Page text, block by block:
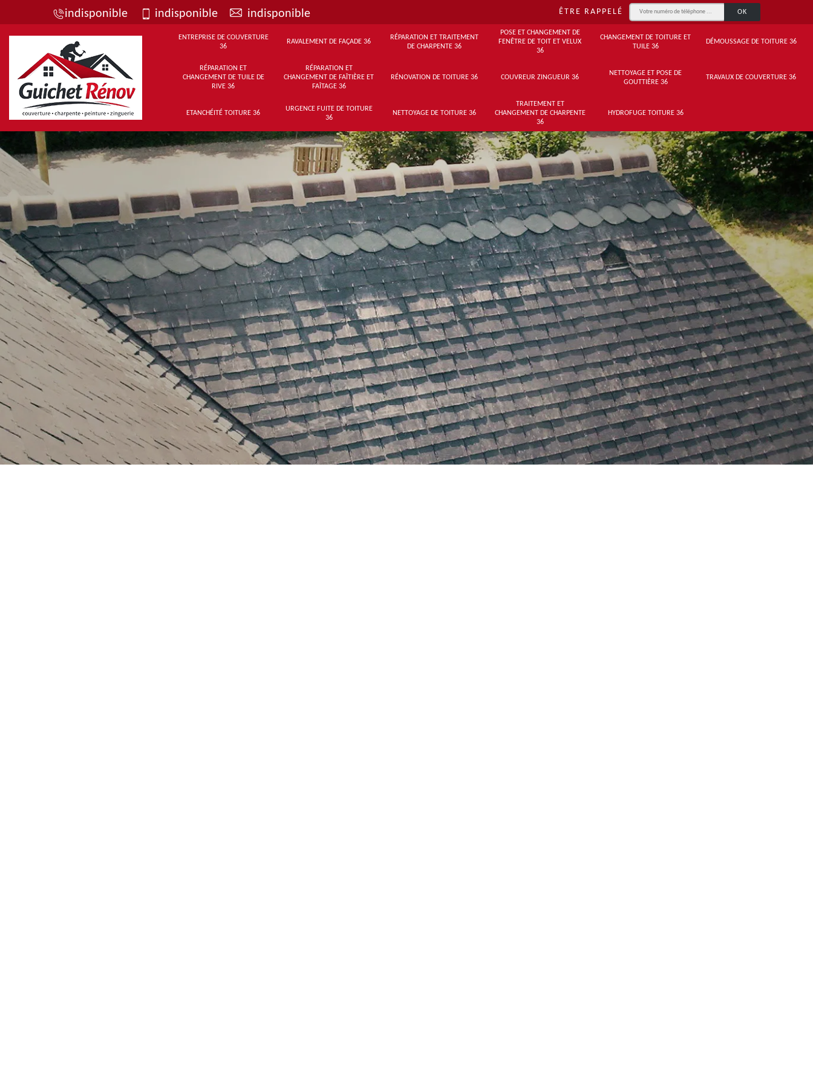
indisponible indisponible indisponible ÊTRE RAPPELÉ
ENTREPRISE DE COUVERTURE
36
RAVALEMENT DE FAÇADE 36
RÉPARATION ET TRAITEMENT
DE CHARPENTE 36
POSE ET CHANGEMENT DE
FENÊTRE DE TOIT ET VELUX
36
CHANGEMENT DE TOITURE ET
TUILE 36
DÉMOUSSAGE DE TOITURE 36
RÉPARATION ET
CHANGEMENT DE TUILE DE
RIVE 36
RÉPARATION ET
CHANGEMENT DE FAÎTIÈRE ET
FAÎTAGE 36
RÉNOVATION DE TOITURE 36 COUVREUR ZINGUEUR 36
NETTOYAGE ET POSE DE
GOUTTIÈRE 36
TRAVAUX DE COUVERTURE 36
ETANCHÉITÉ TOITURE 36
URGENCE FUITE DE TOITURE
36
NETTOYAGE DE TOITURE 36
TRAITEMENT ET
CHANGEMENT DE CHARPENTE
36
HYDROFUGE TOITURE 36